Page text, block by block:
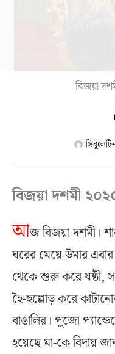
বিজয়া
বিজয়া দশমী
আজ বিজয়া দশমী।
ঘরের মেয়ে উমার
থেকে শুরু করে ষষ্ঠী,
হৈ-হুল্লোড় করে
বাঙালির। পুজো
হয়েছে মা-কে বিদায়